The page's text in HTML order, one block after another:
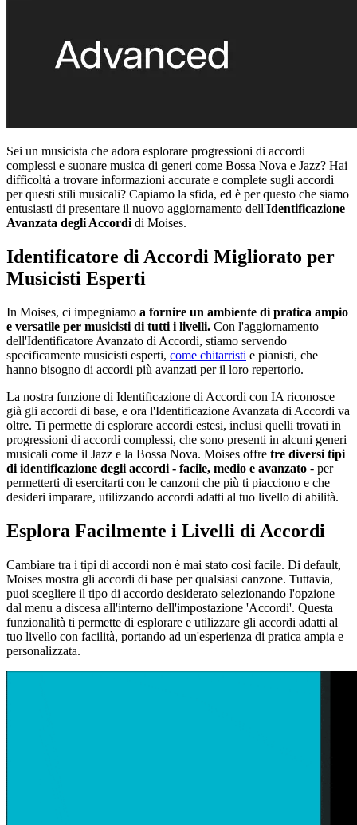
Sei un musicista che adora esplorare progressioni di accordi
complessi e suonare musica di generi come Bossa Nova e Jazz? Hai
difficoltà a trovare informazioni accurate e complete sugli accordi
per questi stili musicali? Capiamo la sfida, ed è per questo che siamo
entusiasti di presentare il nuovo aggiornamento dell'Identificazione
Avanzata degli Accordi di Moises.
Identificatore di Accordi Migliorato per
Musicisti Esperti
In Moises, ci impegniamo a fornire un ambiente di pratica ampio
e versatile per musicisti di tutti i livelli. Con l'aggiornamento
dell'Identificatore Avanzato di Accordi, stiamo servendo
specificamente musicisti esperti, come chitarristi e pianisti, che
hanno bisogno di accordi più avanzati per il loro repertorio.
La nostra funzione di Identificazione di Accordi con IA riconosce
già gli accordi di base, e ora l'Identificazione Avanzata di Accordi va
oltre. Ti permette di esplorare accordi estesi, inclusi quelli trovati in
progressioni di accordi complessi, che sono presenti in alcuni generi
musicali come il Jazz e la Bossa Nova. Moises offre tre diversi tipi
di identificazione degli accordi - facile, medio e avanzato - per
permetterti di esercitarti con le canzoni che più ti piacciono e che
desideri imparare, utilizzando accordi adatti al tuo livello di abilità.
Esplora Facilmente i Livelli di Accordi
Cambiare tra i tipi di accordi non è mai stato così facile. Di default,
Moises mostra gli accordi di base per qualsiasi canzone. Tuttavia,
puoi scegliere il tipo di accordo desiderato selezionando l'opzione
dal menu a discesa all'interno dell'impostazione 'Accordi'. Questa
funzionalità ti permette di esplorare e utilizzare gli accordi adatti al
tuo livello con facilità, portando ad un'esperienza di pratica ampia e
personalizzata.